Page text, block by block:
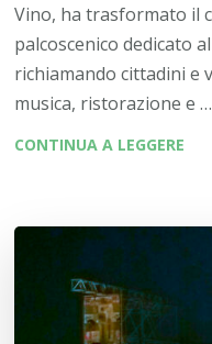
Vino, ha trasformato il
palcoscenico dedicato
richiamando cittadini e
musica, ristorazione e …
CONTINUA A LEGGERE